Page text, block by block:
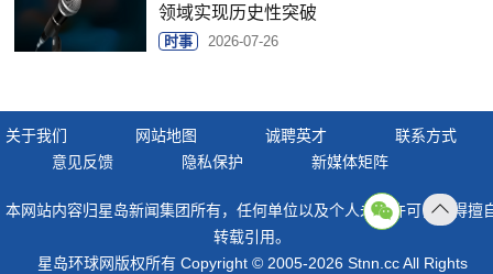
领域实现历史性突破
时事 2026-07-26
关于我们 网站地图 诚聘英才
联系方式
意见反馈
隐私保护 新媒体矩阵
本网站内容归星岛新闻集团所有，任何单位以及个人未经许可，不得擅
转载引用。
星岛环球网版权所有 Copyright © 2005-2026 Stnn.cc All Rights
顶部